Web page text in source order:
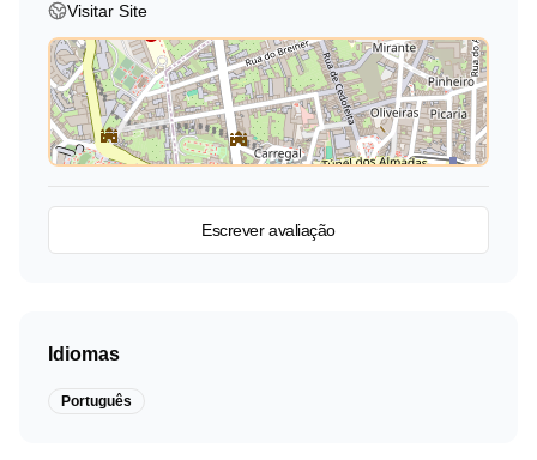
Visitar Site
Escrever avaliação
Idiomas
Português